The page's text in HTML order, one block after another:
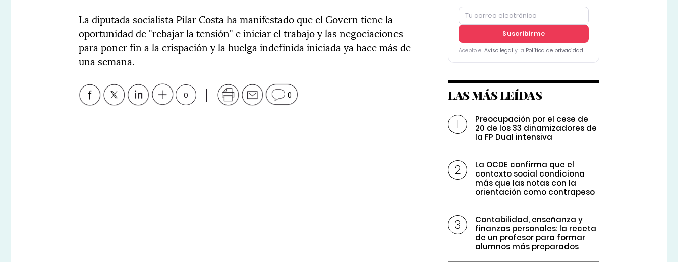
La diputada socialista Pilar Costa ha manifestado que el Govern tiene la
oportunidad de "rebajar la tensión" e iniciar el trabajo y las negociaciones
para poner fin a la crispación y la huelga indefinida iniciada ya hace más de
una semana.
0 0
Suscribirme
Acepto el Aviso legal y la Política de privacidad
LAS MÁS LEÍDAS
Preocupación por el cese de
20 de los 33 dinamizadores de
la FP Dual intensiva
La OCDE confirma que el
contexto social condiciona
más que las notas con la
orientación como contrapeso
Contabilidad, enseñanza y
finanzas personales: la receta
de un profesor para formar
alumnos más preparados